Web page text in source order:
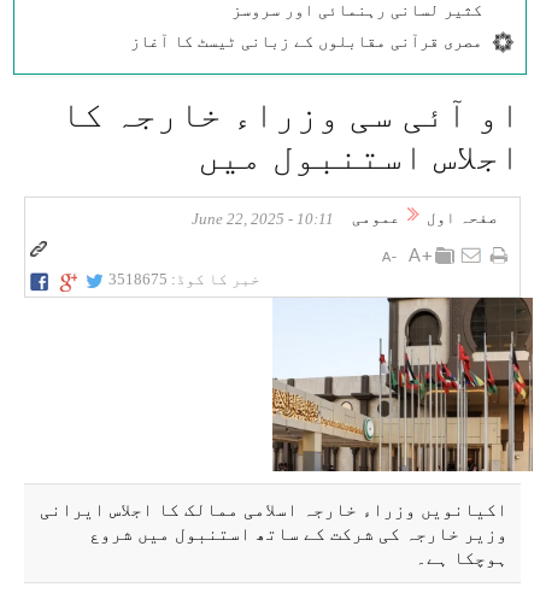
کثیر لسانی رہنمائی اور سروسز
مصری قرآنی مقابلوں کے زبانی ٹیسٹ کا آغاز
او آئی سی وزراء خارجہ کا
اجلاس استنبول میں
صفحہ اول عمومی 10:11 - June 22, 2025
خبر کا کوڈ: 3518675
اکیانویں وزراء خارجہ اسلامی ممالک کا اجلاس ایرانی
وزیر خارجہ کی شرکت کے ساتھ استنبول میں شروع
ہوچکا ہے۔